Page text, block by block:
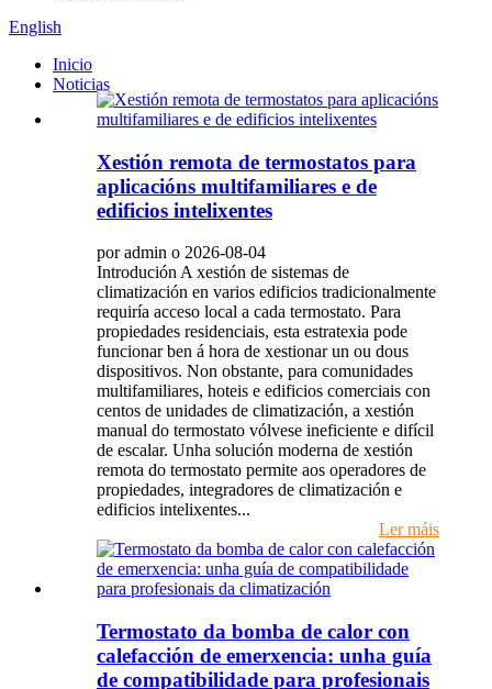
English
Inicio
Noticias
Xestión remota de termostatos para
aplicacións multifamiliares e de
edificios intelixentes
por admin o 2026-08-04
Introdución A xestión de sistemas de
climatización en varios edificios tradicionalmente
requiría acceso local a cada termostato. Para
propiedades residenciais, esta estratexia pode
funcionar ben á hora de xestionar un ou dous
dispositivos. Non obstante, para comunidades
multifamiliares, hoteis e edificios comerciais con
centos de unidades de climatización, a xestión
manual do termostato vólvese ineficiente e difícil
de escalar. Unha solución moderna de xestión
remota do termostato permite aos operadores de
propiedades, integradores de climatización e
edificios intelixentes...
Ler máis
Termostato da bomba de calor con
calefacción de emerxencia: unha guía
de compatibilidade para profesionais